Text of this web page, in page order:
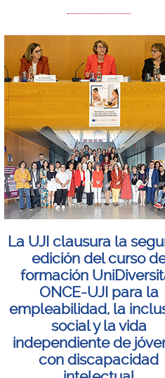
La UJI clausura la
edición del curso
formación
ONCE-UJI para la
empleabilidad, la
social y la vida
independiente de
con discapacidad